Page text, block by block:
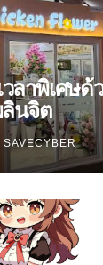
ลาพิเศษด้
ลินจิต
SAVECYBER